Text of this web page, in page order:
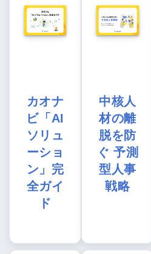
カオナ
ビ「AI
ソリュ
ーショ
ン」完
全ガイ
ド
中核人
材の離
脱を防
ぐ 予測
型人事
戦略